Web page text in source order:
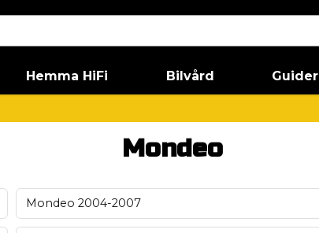
Hemma HiFi Bilvård Guider
Mondeo
Mondeo 2004-2007